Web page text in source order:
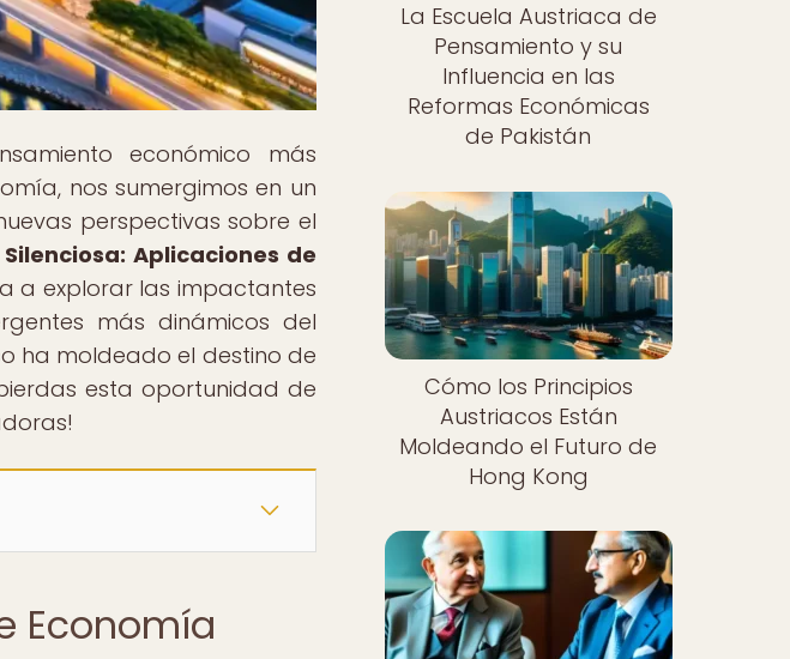
económico más
nos sumergimos en un
perspectivas sobre el
Aplicaciones de
a explorar las impactantes
más dinámicos del
ha moldeado el destino de
esta oportunidad de
Economía
La Escuela Austriaca de
Pensamiento y su
Influencia en las
Reformas Económicas
de Pakistán
Cómo los Principios
Austriacos Están
Moldeando el Futuro de
Hong Kong